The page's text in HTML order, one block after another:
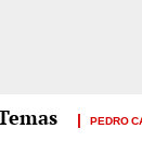
PEDRO